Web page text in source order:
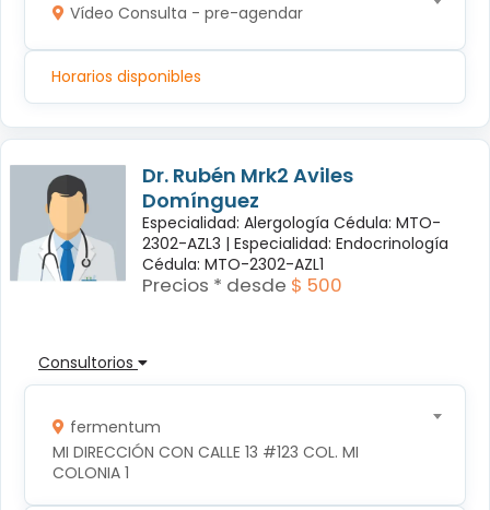
Vídeo Consulta - pre-agendar
Horarios disponibles
Dr. Rubén Mrk2 Aviles
Domínguez
Especialidad: Alergología Cédula: MTO-
2302-AZL3 | Especialidad: Endocrinología
Cédula: MTO-2302-AZL1
Precios * desde $ 500
Consultorios
fermentum
MI DIRECCIÓN CON CALLE 13 #123 COL. MI
COLONIA 1